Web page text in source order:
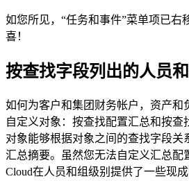
如您所见，“任务和事件”菜单项已右
喜！
按查找字段列出的人员
如何为客户和集团财务帐户，资产和
自定义对象：按查找配置汇总和按查
对象能够根据对象之间的查找字段关
汇总摘要。虽然您无法自定义汇总配
Cloud在人员和组级别提供了一些现